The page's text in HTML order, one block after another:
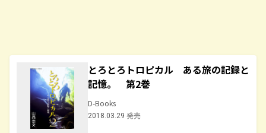
とろとろトロピカル ある旅の記録と
記憶。 第2巻
D-Books
2018.03.29 発売